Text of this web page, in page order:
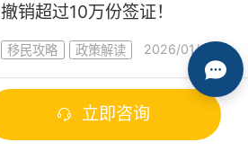
撤销超过10万份签证！
移民攻略 政策解读 2026/01/29
立即咨询